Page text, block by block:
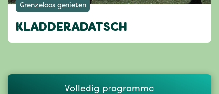
Grenzeloos genieten
KLADDERADATSCH
Volledig programma